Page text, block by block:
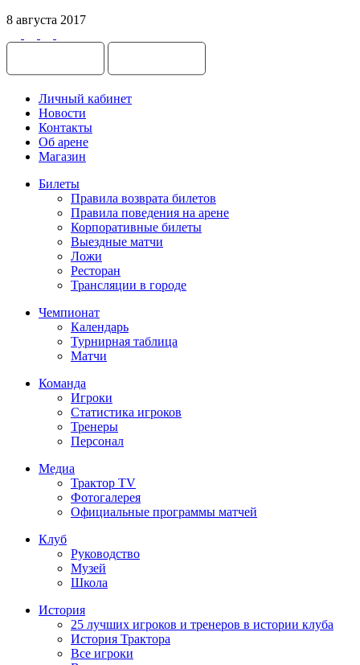
8 августа 2017
Личный кабинет
Новости
Контакты
Об арене
Магазин
Билеты
Правила возврата билетов
Правила поведения на арене
Корпоративные билеты
Выездные матчи
Ложи
Ресторан
Трансляции в городе
Чемпионат
Календарь
Турнирная таблица
Матчи
Команда
Игроки
Статистика игроков
Тренеры
Персонал
Медиа
Трактор TV
Фотогалерея
Официальные программы матчей
Клуб
Руководство
Музей
Школа
История
25 лучших игроков и тренеров в истории клуба
История Трактора
Все игроки